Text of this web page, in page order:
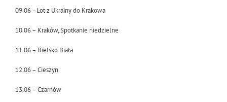
09.06 –Lot z Ukrainy do Krakowa
10.06 – Kraków, Spotkanie niedzielne
11.06 – Bielsko Biała
12.06 – Cieszyn
13.06 – Czarnów